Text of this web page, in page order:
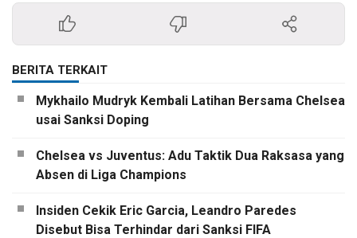
BERITA TERKAIT
Mykhailo Mudryk Kembali Latihan Bersama Chelsea
usai Sanksi Doping
Chelsea vs Juventus: Adu Taktik Dua Raksasa yang
Absen di Liga Champions
Insiden Cekik Eric Garcia, Leandro Paredes
Disebut Bisa Terhindar dari Sanksi FIFA